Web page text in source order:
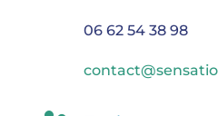
06 62 54 38 98